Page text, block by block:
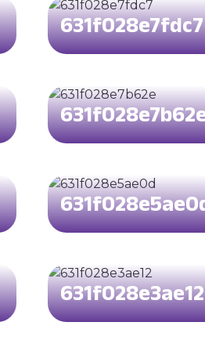
631f028e7fdc7
631f028e3ae12